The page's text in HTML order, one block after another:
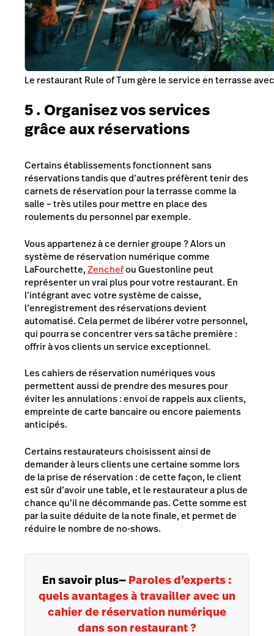
Le restaurant Rule of Tum gère le service en terrasse
5 . Organisez vos services
grâce aux réservations
Certains établissements fonctionnent sans
réservations tandis que d’autres préfèrent tenir des
carnets de réservation pour la terrasse comme la
salle – très utiles pour mettre en place des
roulements du personnel par exemple.
Vous appartenez à ce dernier groupe ? Alors un
système de réservation numérique comme
LaFourchette,ZenchefouGuestonline peut
représenter un vrai plus pour votre restaurant. En
l’intégrant avec votre système de caisse,
l’enregistrement des réservations devient
automatisé. Cela permet de libérer votre personnel,
qui pourra se concentrer vers sa tâche première :
offrir à vos clients un service exceptionnel.
Les cahiers de réservation numériques vous
permettent aussi de prendre des mesures pour
éviter les annulations : envoi de rappels aux clients,
empreinte de carte bancaire ou encore paiements
anticipés.
Certains restaurateurs choisissent ainsi de
demander à leurs clients une certaine somme lors
de la prise de réservation : de cette façon, le client
est sûr d’avoir une table, et le restaurateur a plus de
chance qu’il ne décommande pas. Cette somme est
par la suite déduite de la note finale, et permet de
réduire le nombre de no-shows.
En savoir plus— Paroles d’experts :
quels avantages à travailler avec un
cahier de réservation numérique
dans son restaurant ?